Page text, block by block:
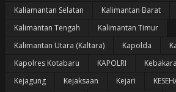
Kaliamantan Selatan
Kalimantan Barat
Kalimantan Tengah
Kalimantan Timur
Kalimantan Utara (Kaltara)
Kapolda
Kapolres Kotabaru
KAPOLRI
Kejagung
Kejaksaan Kejari